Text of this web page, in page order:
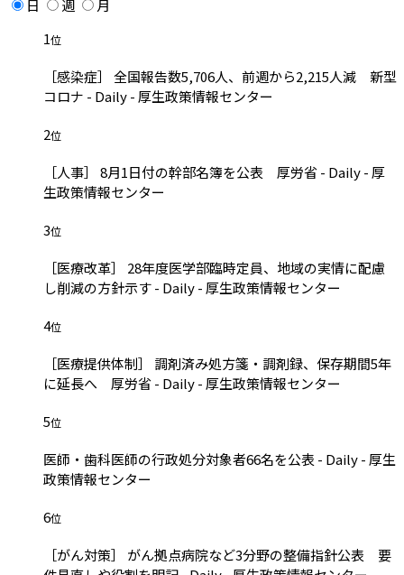
日 週
月
1位
［感染症］ 全国報告数5,706人、前週から2,215人減 新型
コロナ - Daily - 厚生政策情報センター
2位
［人事］ 8月1日付の幹部名簿を公表 厚労省 - Daily - 厚
生政策情報センター
3位
［医療改革］ 28年度医学部臨時定員、地域の実情に配慮
し削減の方針示す - Daily - 厚生政策情報センター
4位
［医療提供体制］ 調剤済み処方箋・調剤録、保存期間5年
に延長へ 厚労省 - Daily - 厚生政策情報センター
5位
医師・歯科医師の行政処分対象者66名を公表 - Daily - 厚生
政策情報センター
6位
［がん対策］ がん拠点病院など3分野の整備指針公表 要